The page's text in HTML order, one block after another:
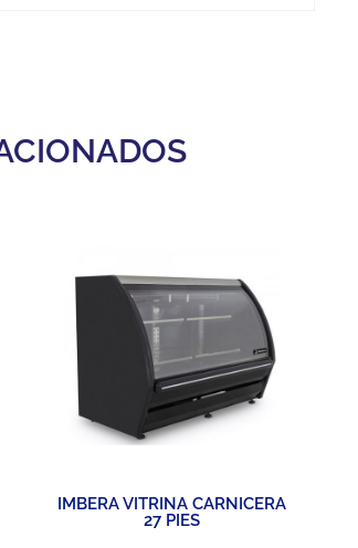
IMBERA VITRINA CARNICERA
27 PIES